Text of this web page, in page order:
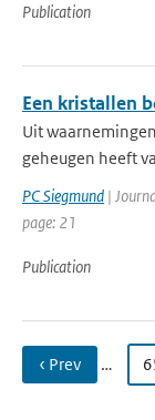
Publication
Een kristallen
Uit
geheugen heeft
PC Siegmund |
page: 21
Publication
‹ Prev …